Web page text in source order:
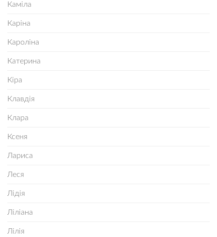
Каміла
Каріна
Кароліна
Катерина
Кіра
Клавдія
Клара
Ксеня
Лариса
Леся
Лідія
Ліліана
Лілія